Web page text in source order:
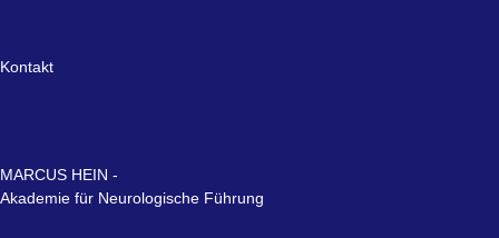
Kontakt
MARCUS HEIN -
Akademie für Neurologische Führung